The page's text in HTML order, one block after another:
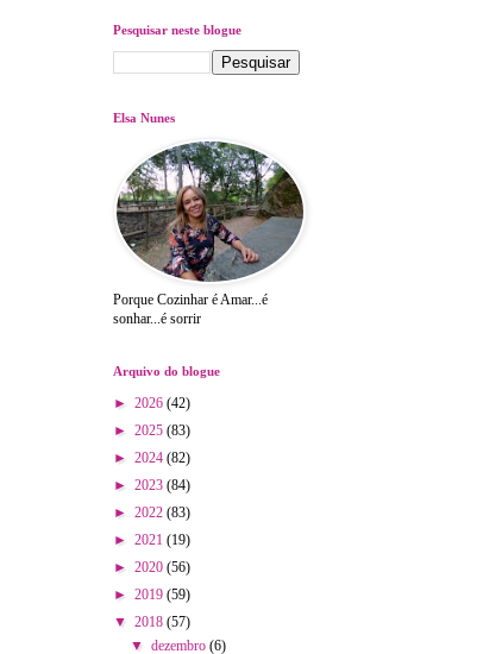
Pesquisar neste blogue
Elsa Nunes
Porque Cozinhar é Amar...é
sonhar...é sorrir
Arquivo do blogue
► 2026 (42)
► 2025 (83)
► 2024 (82)
► 2023 (84)
► 2022 (83)
► 2021 (19)
► 2020 (56)
► 2019 (59)
▼ 2018 (57)
▼ dezembro (6)